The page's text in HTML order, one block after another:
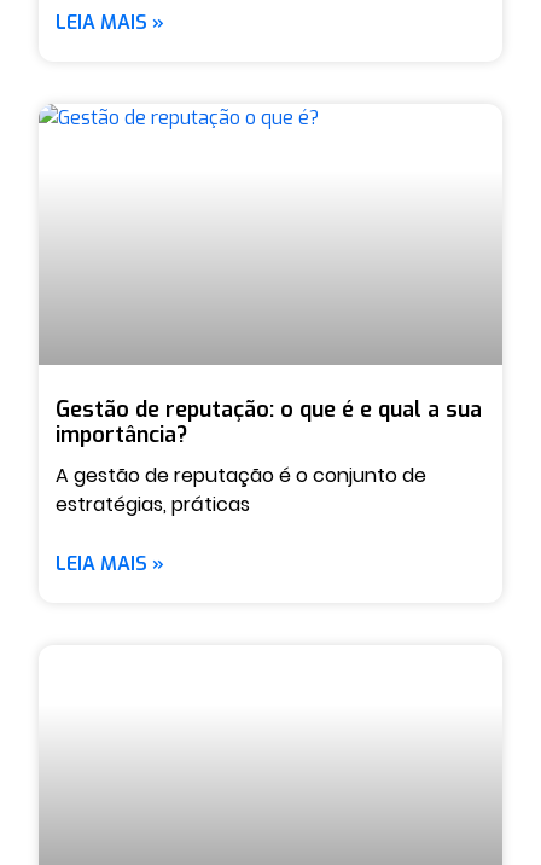
LEIA MAIS »
Gestão de reputação: o que é e qual a sua
importância?
A gestão de reputação é o conjunto de
estratégias, práticas
LEIA MAIS »